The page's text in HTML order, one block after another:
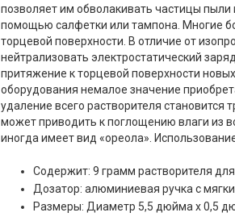
позволяет им обволакивать частицы
помощью салфетки или тампона. Многие
торцевой поверхности. В отличие от
нейтрализовать электростатический
притяжение к торцевой поверхности
оборудования немалое значение
удаление всего растворителя становится
может приводить к поглощению влаги из
иногда имеет вид «ореола».
Содержит: 9 грамм растворителя
Дозатор: алюминиевая ручка с
Размеры: Диаметр 5,5 дюйма x 0,5